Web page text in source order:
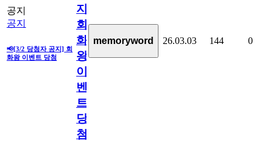
공지
공지
📢[3/2 당첨자 공지] 회
화왕 이벤트 당첨
지]
회
화
왕
이
벤
트
당
첨
memoryword 26.03.03 144 0